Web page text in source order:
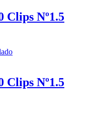
Clips Nº1.5
Clips Nº1.5